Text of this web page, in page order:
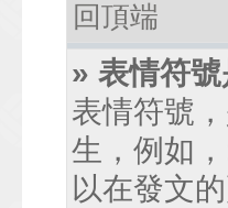
回頂端
» 表情符號
表情符號
生，例如
以在發文